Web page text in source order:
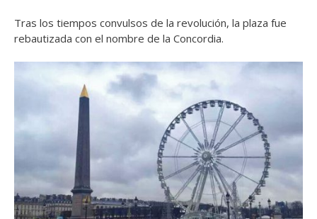
Tras los tiempos convulsos de la revolución, la plaza fue
rebautizada con el nombre de la Concordia.